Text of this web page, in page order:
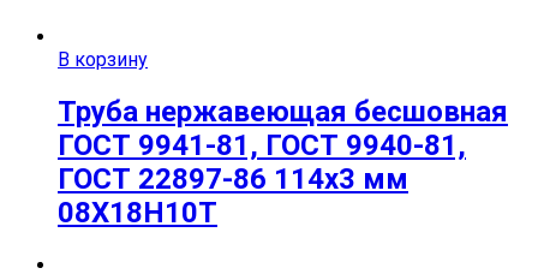
В корзину
Труба нержавеющая бесшовная
ГОСТ 9941-81, ГОСТ 9940-81,
ГОСТ 22897-86 114х3 мм
08Х18Н10Т